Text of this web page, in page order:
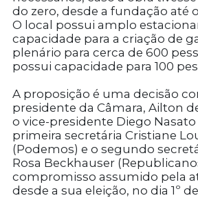
do zero, desde a fundação até
O local possui amplo
capacidade para a criação de
plenário para cerca de 600
possui capacidade para 100
A proposição é uma decisão
presidente da Câmara, Ailton
o vice-presidente Diego Nasato
primeira secretária Cristiane
(Podemos) e o segundo
Rosa Beckhauser
compromisso assumido pela
desde a sua eleição, no dia 1º